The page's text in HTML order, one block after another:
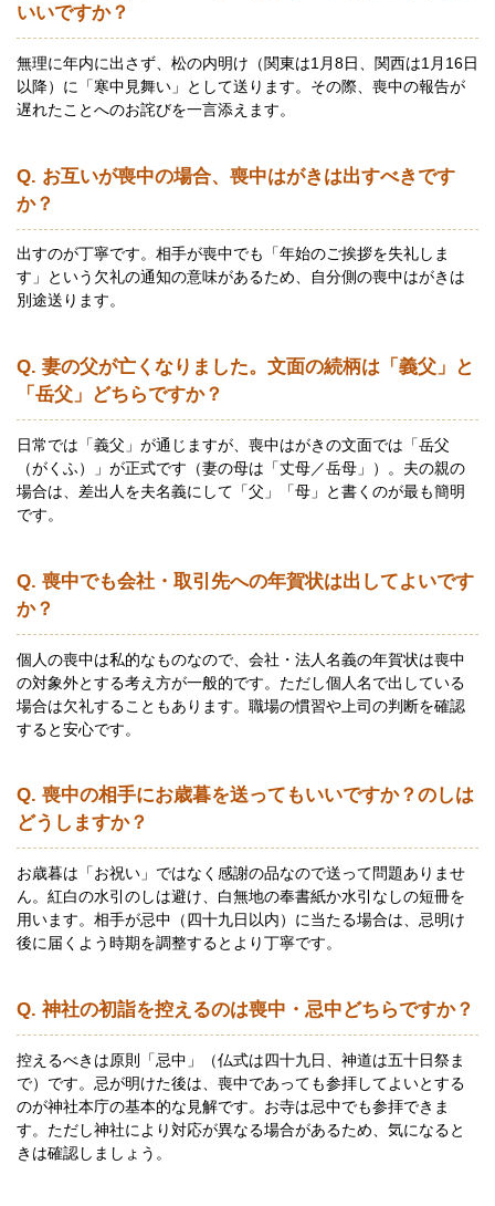
いいですか？
無理に年内に出さず、松の内明け（関東は1月8日、関西は1月16日
以降）に「寒中見舞い」として送ります。その際、喪中の報告が
遅れたことへのお詫びを一言添えます。
Q. お互いが喪中の場合、喪中はがきは出すべきです
か？
出すのが丁寧です。相手が喪中でも「年始のご挨拶を失礼しま
す」という欠礼の通知の意味があるため、自分側の喪中はがきは
別途送ります。
Q. 妻の父が亡くなりました。文面の続柄は「義父」と
「岳父」どちらですか？
日常では「義父」が通じますが、喪中はがきの文面では「岳父
（がくふ）」が正式です（妻の母は「丈母／岳母」）。夫の親の
場合は、差出人を夫名義にして「父」「母」と書くのが最も簡明
です。
Q. 喪中でも会社・取引先への年賀状は出してよいです
か？
個人の喪中は私的なものなので、会社・法人名義の年賀状は喪中
の対象外とする考え方が一般的です。ただし個人名で出している
場合は欠礼することもあります。職場の慣習や上司の判断を確認
すると安心です。
Q. 喪中の相手にお歳暮を送ってもいいですか？のしは
どうしますか？
お歳暮は「お祝い」ではなく感謝の品なので送って問題ありませ
ん。紅白の水引のしは避け、白無地の奉書紙か水引なしの短冊を
用います。相手が忌中（四十九日以内）に当たる場合は、忌明け
後に届くよう時期を調整するとより丁寧です。
Q. 神社の初詣を控えるのは喪中・忌中どちらですか？
控えるべきは原則「忌中」（仏式は四十九日、神道は五十日祭ま
で）です。忌が明けた後は、喪中であっても参拝してよいとする
のが神社本庁の基本的な見解です。お寺は忌中でも参拝できま
す。ただし神社により対応が異なる場合があるため、気になると
きは確認しましょう。